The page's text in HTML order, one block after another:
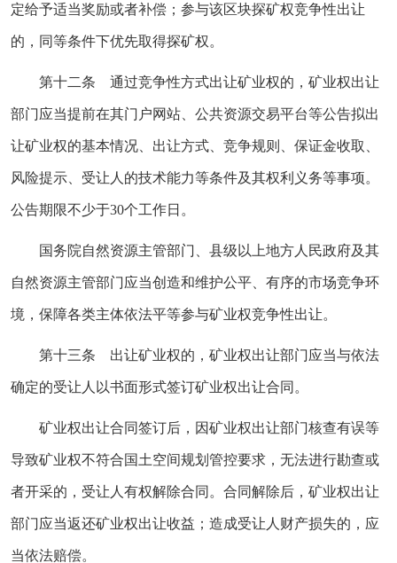
定给予适当奖励或者补偿；参与该区块探矿权竞争性出让
的，同等条件下优先取得探矿权。
第十二条 通过竞争性方式出让矿业权的，矿业权出让
部门应当提前在其门户网站、公共资源交易平台等公告拟出
让矿业权的基本情况、出让方式、竞争规则、保证金收取、
风险提示、受让人的技术能力等条件及其权利义务等事项。
公告期限不少于30个工作日。
国务院自然资源主管部门、县级以上地方人民政府及其
自然资源主管部门应当创造和维护公平、有序的市场竞争环
境，保障各类主体依法平等参与矿业权竞争性出让。
第十三条 出让矿业权的，矿业权出让部门应当与依法
确定的受让人以书面形式签订矿业权出让合同。
矿业权出让合同签订后，因矿业权出让部门核查有误等
导致矿业权不符合国土空间规划管控要求，无法进行勘查或
者开采的，受让人有权解除合同。合同解除后，矿业权出让
部门应当返还矿业权出让收益；造成受让人财产损失的，应
当依法赔偿。